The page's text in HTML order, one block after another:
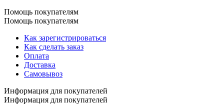
Помощь покупателям
Помощь покупателям
Как зарегистрироваться
Как сделать заказ
Оплата
Доставка
Самовывоз
Информация для покупателей
Информация для покупателей